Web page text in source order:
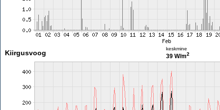
Kiirgusvoog
keskmine
39 W/m2